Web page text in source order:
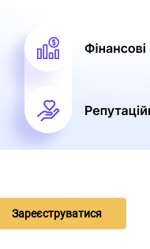
Зареєструватися